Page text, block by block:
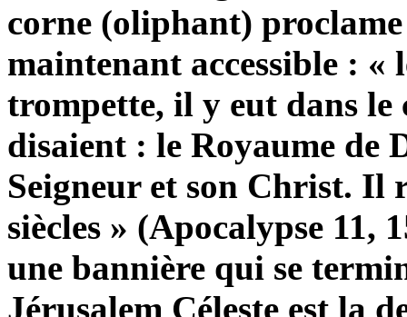
corne (oliphant)
maintenant accessible : «
trompette, il y eut dans
disaient : le Royaume de
Seigneur et son Christ. Il
siècles » (Apocalypse 11,
une bannière qui se
Jérusalem Céleste est la